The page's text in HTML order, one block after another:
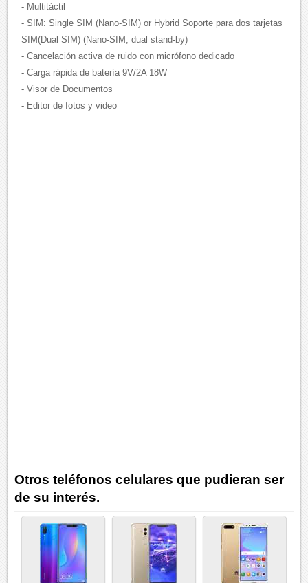
- Multitáctil
- SIM: Single SIM (Nano-SIM) or Hybrid Soporte para dos tarjetas
SIM(Dual SIM) (Nano-SIM, dual stand-by)
- Cancelación activa de ruido con micrófono dedicado
- Carga rápida de batería 9V/2A 18W
- Visor de Documentos
- Editor de fotos y video
Otros teléfonos celulares que pudieran ser
de su interés.